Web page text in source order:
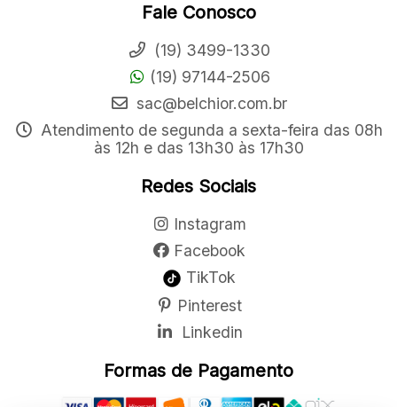
Fale Conosco
(19) 3499-1330
(19) 97144-2506
sac@belchior.com.br
Atendimento de segunda a sexta-feira das 08h
às 12h e das 13h30 às 17h30
Redes Sociais
Instagram
Facebook
TikTok
Pinterest
Linkedin
Formas de Pagamento